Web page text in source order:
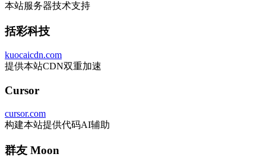
本站服务器技术支持
括彩科技
kuocaicdn.com
提供本站CDN双重加速
Cursor
cursor.com
构建本站提供代码AI辅助
群友 Moon